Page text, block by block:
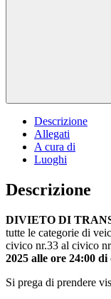
Descrizione
Allegati
A cura di
Luoghi
Descrizione
DIVIETO DI
tutte le categorie di
civico nr.33 al civico
2025 alle ore 24:00
Si prega di prendere